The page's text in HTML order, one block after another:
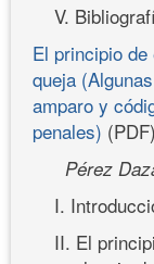
V.
El principio
queja
amparo y
penales) (PDF)
Pérez
I.
II. El